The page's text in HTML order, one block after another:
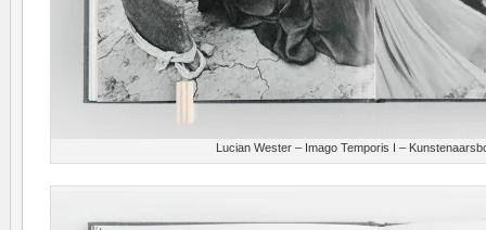
Lucian Wester – Imago Temporis I –